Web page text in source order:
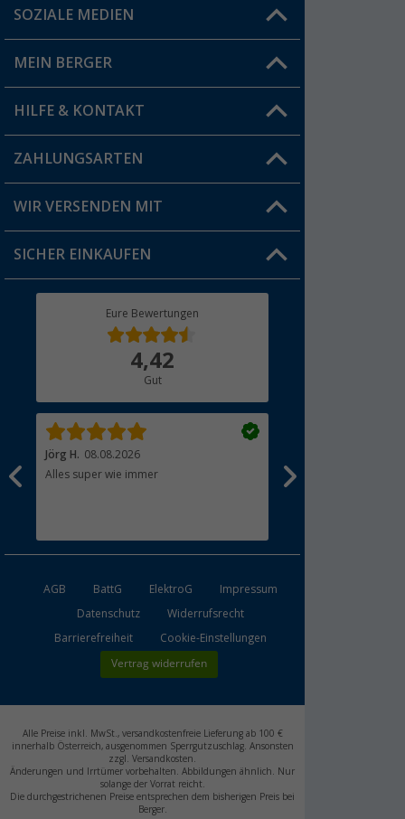
Du hast eine Frage?
Filiale finden
SOZIALE MEDIEN
MEIN BERGER
Vorteilskarte
Blog
Jobs & Karriere
Berger Bewusst
HILFE & KONTAKT
FAQ & Kontakt
Versandinformationen
Rücksendung
ZAHLUNGSARTEN
WIR VERSENDEN MIT
SICHER EINKAUFEN
Eure Bewertungen
4,42
Gut
Jörg H. 08.08.2026
Alles super wie immer
Einkaufen bei Berger
Produkte, schneller
AGB
BattG ElektroG
Impressum
Datenschutz
Widerrufsrecht
Barrierefreiheit
Cookie-Einstellungen
Vertrag widerrufen
Alle Preise inkl. MwSt., versandkostenfreie Lieferung ab 100 €
innerhalb Österreich, ausgenommen Sperrgutzuschlag. Ansonsten
zzgl. Versandkosten.
Änderungen und Irrtümer vorbehalten. Abbildungen ähnlich. Nur
solange der Vorrat reicht.
Die durchgestrichenen Preise entsprechen dem bisherigen Preis bei
Berger.